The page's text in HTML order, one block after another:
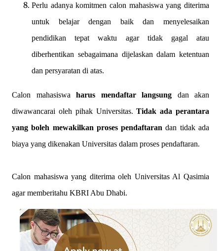
Perlu adanya komitmen calon mahasiswa yang diterima
untuk belajar dengan baik dan menyelesaikan
pendidikan tepat waktu agar tidak gagal atau
diberhentikan sebagaimana dijelaskan dalam ketentuan
dan persyaratan di atas.
Calon mahasiswa harus mendaftar langsung dan akan
diwawancarai oleh pihak Universitas.Tidak ada perantara
yang boleh mewakilkan proses pendaftaran dan tidak ada
biaya yang dikenakan Universitas dalam proses pendaftaran.
Calon mahasiswa yang diterima oleh Universitas Al Qasimia
agar memberitahu KBRI Abu Dhabi.